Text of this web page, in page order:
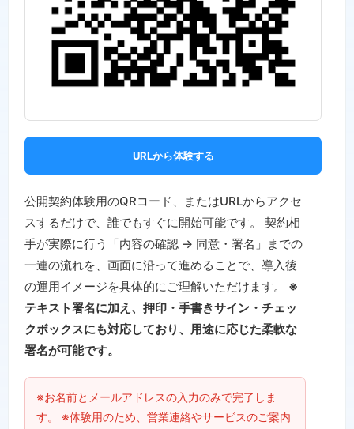
URLから体験する
公開契約体験用のQRコード、またはURLからアクセ
スするだけで、誰でもすぐに開始可能です。 契約相
手が実際に行う「内容の確認 → 同意・署名」までの
一連の流れを、画面に沿って進めることで、導入後
の運用イメージを具体的にご理解いただけます。 ※
テキスト署名に加え、押印・手書きサイン・チェッ
クボックスにも対応しており、用途に応じた柔軟な
署名が可能です。
※お名前とメールアドレスの入力のみで完了しま
す。 ※体験用のため、営業連絡やサービスのご案内